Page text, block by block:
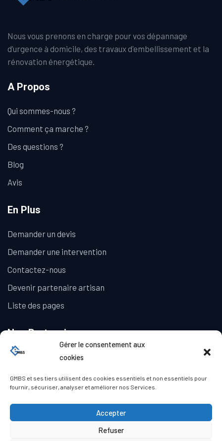
Gérer le consentement aux
cookies
GMBS et ses tiers utilisent des cookies essentiels et non essentiels pour
fournir, sécuriser, analyser et améliorer nos Services.
Accepter
Refuser
Nous vous prenons en charge pour vos dépannage
d’urgence à domicile, des travaux d'embellissement et la
rénovation énergétique.
A Propos
Qui sommes-nous ?
Comment ça marche ?
Des questions ?
Blog
Avis
En Plus
Demander un devis
Demander une intervention
Contactez-nous
Devenir partenaire artisan
Liste des pages
Nos Partenaires
La Galerie Immobilière
© Copyright GMBS 2023. Tous droits réservés.